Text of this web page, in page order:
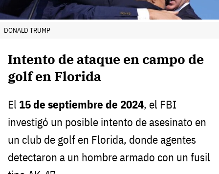
DONALD TRUMP
Intento de ataque en campo de
golf en Florida
El 15 de septiembre de 2024, el FBI
investigó un posible intento de asesinato en
un club de golf en Florida, donde agentes
detectaron a un hombre armado con un fusil